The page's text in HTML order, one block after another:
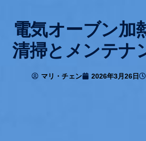
電気オーブン加
清掃とメンテナ
マリ・チェン 2026年3月26日